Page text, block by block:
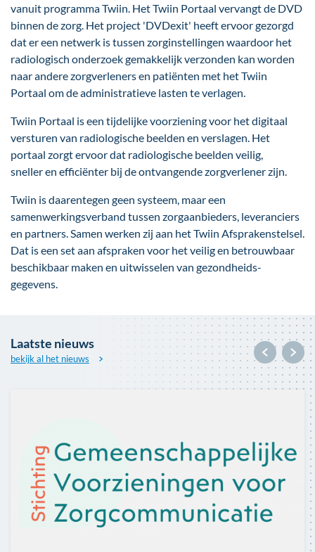
vanuit programma Twiin. Het Twiin Portaal vervangt de DVD
binnen de zorg. Het project 'DVDexit' heeft ervoor gezorgd
dat er een netwerk is tussen zorginstellingen waardoor het
radiologisch onderzoek gemakkelijk verzonden kan worden
naar andere zorgverleners en patiënten met het Twiin
Portaal om de administratieve lasten te verlagen.
Twiin Portaal is een tijdelijke voorziening voor het digitaal
versturen van radiologische beelden en verslagen. Het
portaal zorgt ervoor dat radiologische beelden veilig,
sneller en efficiënter bij de ontvangende zorgverlener zijn.
Twiin is daarentegen geen systeem, maar een
samenwerkingsverband tussen zorgaanbieders, leveranciers
en partners. Samen werken zij aan het Twiin Afsprakenstelsel.
Dat is een set aan afspraken voor het veilig en betrouwbaar
beschikbaar maken en uitwisselen van gezondheids­
gegevens.
Laatste nieuws
bekijk al het nieuws